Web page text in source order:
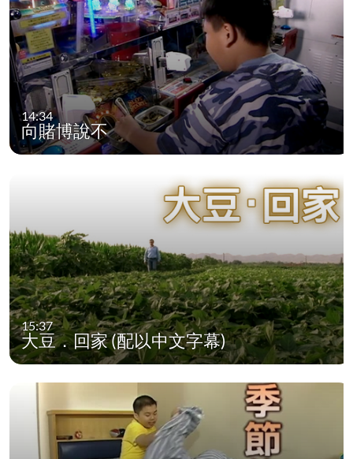
14:34
向賭博說不
15:37
大豆．回家 (配以中文字幕)